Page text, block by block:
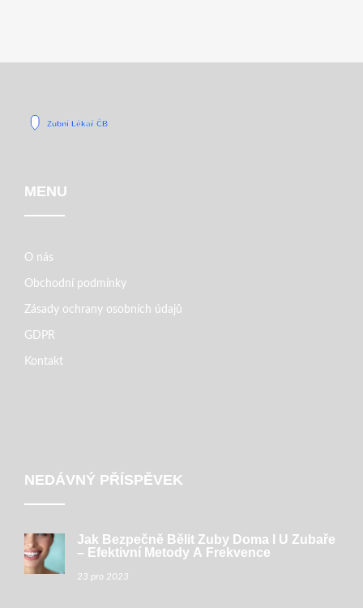
MENU
O nás
Obchodní podmínky
Zásady ochrany osobních údajů
GDPR
Kontakt
NEDÁVNÝ PŘÍSPĚVEK
Jak Bezpečně Bělit Zuby Doma I U Zubaře
– Efektivní Metody A Frekvence
23 pro 2023